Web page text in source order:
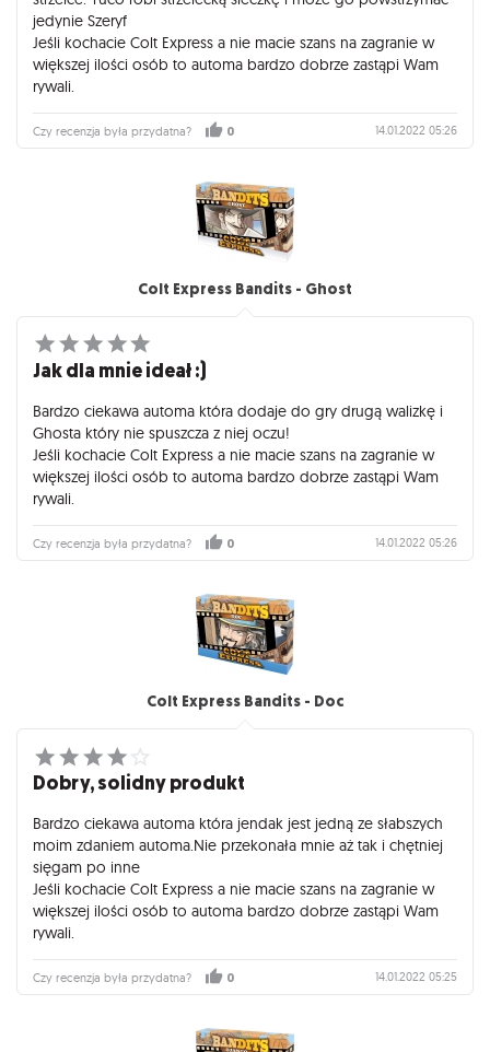
jedynie Szeryf
Jeśli kochacie Colt Express a nie macie szans na zagranie w
większej ilości osób to automa bardzo dobrze zastąpi Wam
rywali.
Czy recenzja była przydatna? 0 14.01.2022 05:26
Colt Express Bandits - Ghost
Jak dla mnie ideał :)
Bardzo ciekawa automa która dodaje do gry drugą walizkę i
Ghosta który nie spuszcza z niej oczu!
Jeśli kochacie Colt Express a nie macie szans na zagranie w
większej ilości osób to automa bardzo dobrze zastąpi Wam
rywali.
Czy recenzja była przydatna? 0 14.01.2022 05:26
Colt Express Bandits - Doc
Dobry, solidny produkt
Bardzo ciekawa automa która jendak jest jedną ze słabszych
moim zdaniem automa.Nie przekonała mnie aż tak i chętniej
sięgam po inne
Jeśli kochacie Colt Express a nie macie szans na zagranie w
większej ilości osób to automa bardzo dobrze zastąpi Wam
rywali.
Czy recenzja była przydatna? 0 14.01.2022 05:25